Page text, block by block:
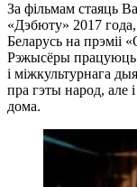
За фільмам стаяць
«Дэбюту» 2017
Беларусь на прэміі
Рэжысёры працуюць
і міжкультурнага
пра гэты народ, але
дома.